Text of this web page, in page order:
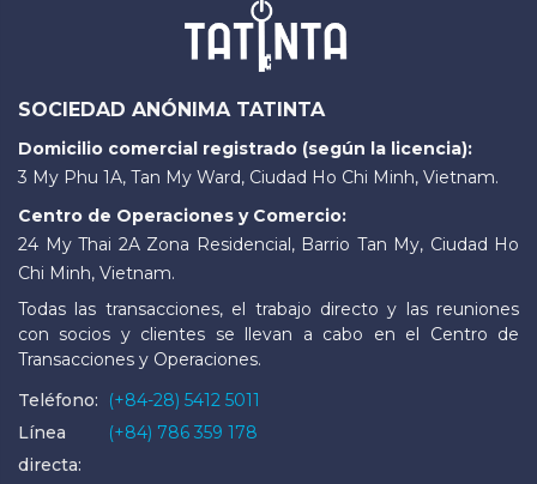
SOCIEDAD ANÓNIMA TATINTA
Domicilio comercial registrado (según la licencia):
3 My Phu 1A, Tan My Ward, Ciudad Ho Chi Minh, Vietnam.
Centro de Operaciones y Comercio:
24 My Thai 2A Zona Residencial, Barrio Tan My, Ciudad Ho
Chi Minh, Vietnam.
Todas las transacciones, el trabajo directo y las reuniones
con socios y clientes se llevan a cabo en el Centro de
Transacciones y Operaciones.
Teléfono:
(+84-28) 5412 5011
Línea
directa:
(+84) 786 359 178